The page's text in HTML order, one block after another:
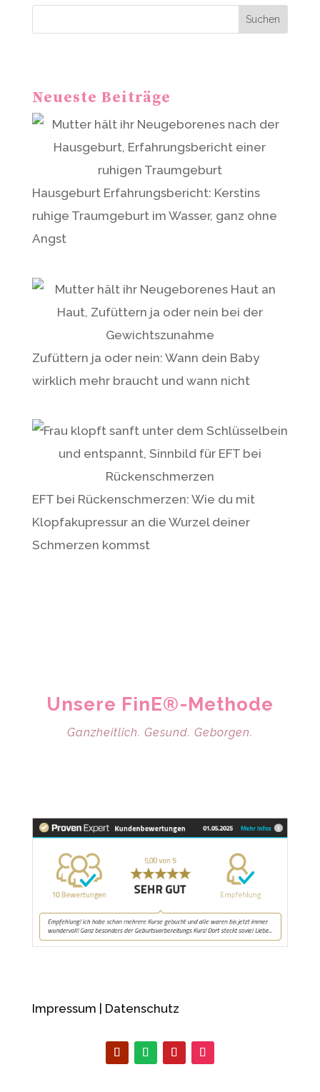
n
i
v
Suchen
Neueste Beiträge
Hausgeburt Erfahrungsbericht: Kerstins
ruhige Traumgeburt im Wasser, ganz ohne
Angst
Zufüttern ja oder nein: Wann dein Baby
wirklich mehr braucht und wann nicht
EFT bei Rückenschmerzen: Wie du mit
Klopfakupressur an die Wurzel deiner
Schmerzen kommst
Unsere FinE®-Methode
Ganzheitlich. Gesund. Geborgen.
Impressum | Datenschutz